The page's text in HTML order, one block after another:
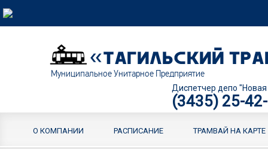
Муниципальное Унитарное Предприятие
Диспетчер депо
(3435) 25-
О КОМПАНИИ РАСПИСАНИЕ ТРАМВАЙ НА КАРТЕ